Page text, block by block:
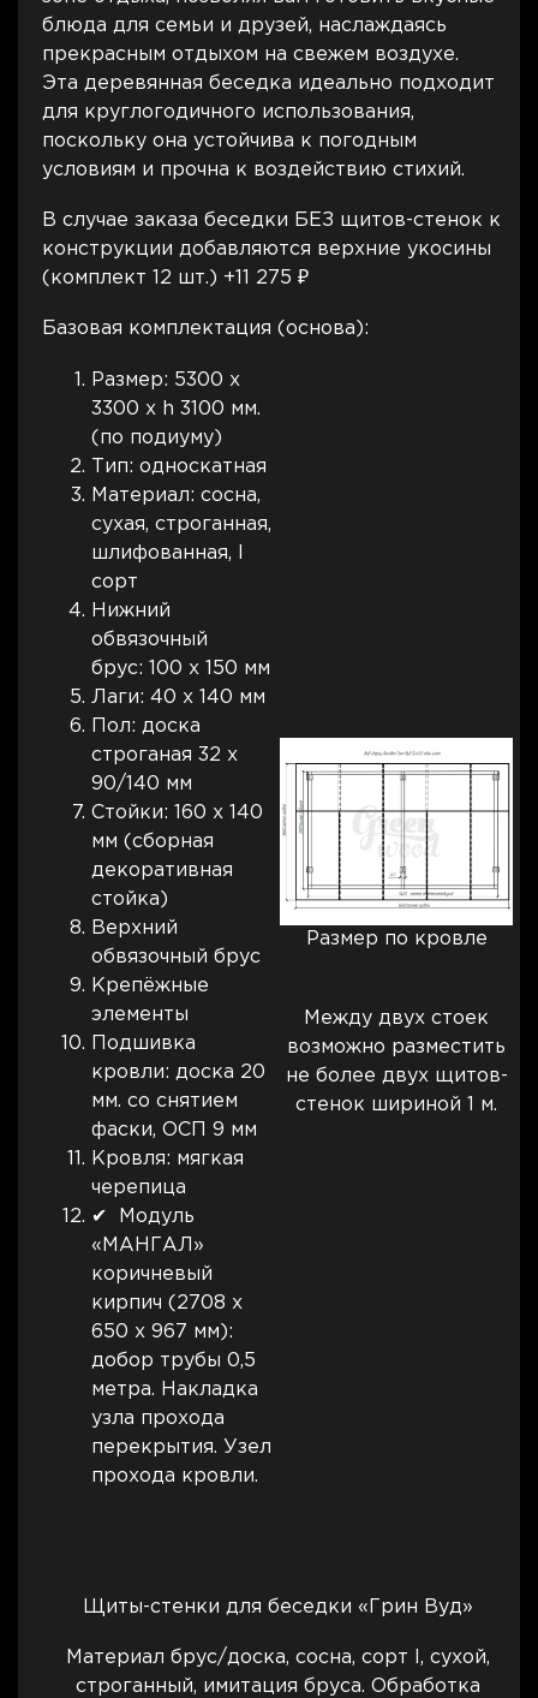
блюда для семьи и друзей, наслаждаясь
прекрасным отдыхом на свежем воздухе.
Эта деревянная беседка идеально подходит
для круглогодичного использования,
поскольку она устойчива к погодным
условиям и прочна к воздействию стихий.
В случае заказа беседки БЕЗ щитов-стенок к
конструкции добавляются верхние укосины
(комплект 12 шт.) +11 275 ₽
Базовая комплектация (основа):
Размер: 5300 х
3300 х h 3100 мм.
(по подиуму)
Тип: односкатная
Материал: сосна,
сухая, строганная,
шлифованная, I
сорт
Нижний
обвязочный
брус: 100 х 150 мм
Лаги: 40 х 140 мм
Пол: доска
строганая 32 х
90/140 мм
Стойки: 160 х 140
мм (сборная
декоративная
стойка)
Верхний
обвязочный брус
Крепёжные
элементы
Подшивка
кровли: доска 20
мм. со снятием
фаски, ОСП 9 мм
Кровля: мягкая
черепица
✔ Модуль
«МАНГАЛ»
коричневый
кирпич (2708 x
650 x 967 мм):
добор трубы 0,5
метра. Накладка
узла прохода
перекрытия. Узел
прохода кровли.
Размер по кровле
Между двух стоек
возможно разместить
не более двух щитов-
стенок шириной 1 м.
Щиты-стенки для беседки «Грин Вуд»
Материал брус/доска, сосна, сорт I, сухой,
строганный, имитация бруса. Обработка